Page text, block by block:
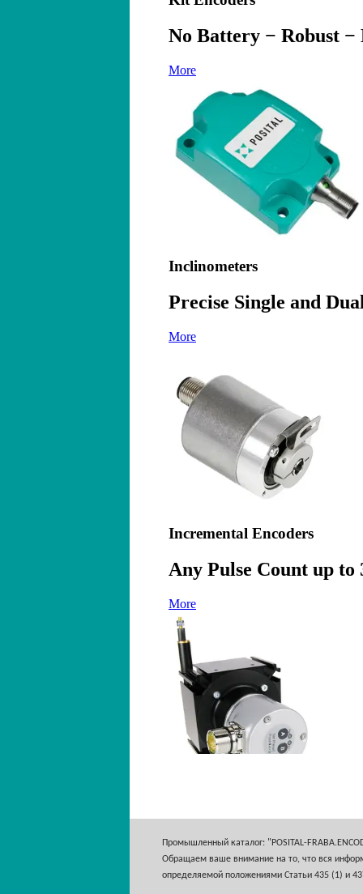
Промышленный каталог: "POSITAL-
Обращаем ваше внимание на то, что вся
определяемой положениями Статьи 435 (1) и